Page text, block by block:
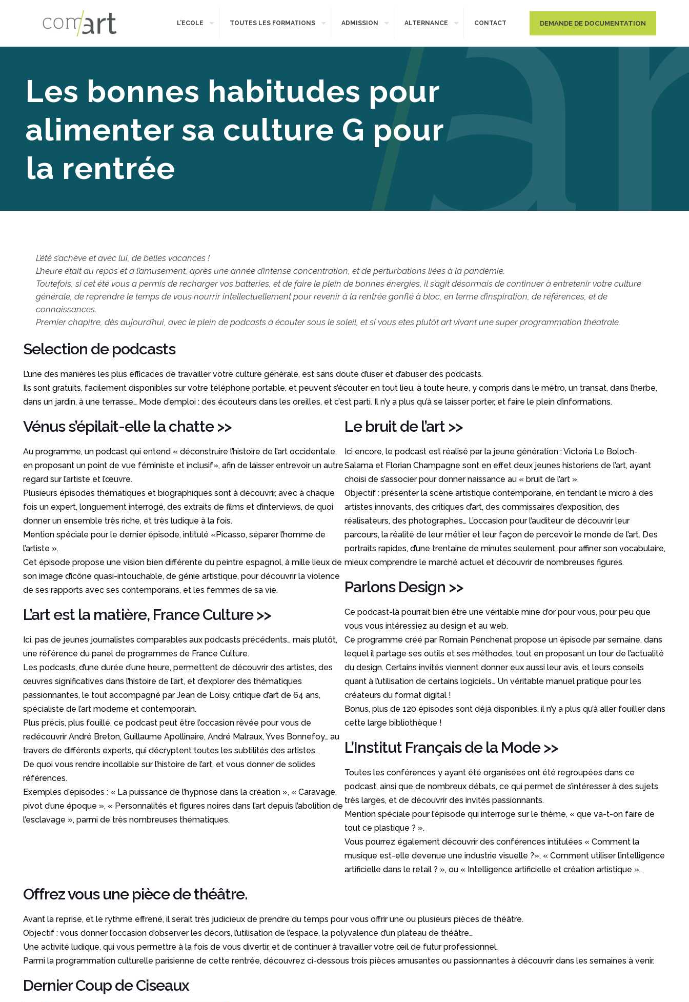
L’ECOLE TOUTES LES FORMATIONS ADMISSION ALTERNANCE CONTACT DEMANDE DE DOCUMENTATION
Les bonnes habitudes pour
alimenter sa culture G pour
la rentrée
L’été s’achève et avec lui, de belles vacances !
L’heure était au repos et à l’amusement, après une année d’intense concentration, et de perturbations liées à la pandémie.
Toutefois, si cet été vous a permis de recharger vos batteries, et de faire le plein de bonnes énergies, il s’agit désormais de continuer à entretenir votre culture
générale, de reprendre le temps de vous nourrir intellectuellement pour revenir à la rentrée gonflé à bloc, en terme d’inspiration, de références, et de
connaissances.
Premier chapitre, dès aujourd’hui, avec le plein de podcasts à écouter sous le soleil, et si vous etes plutôt art vivant une super programmation théatrale.
Selection de podcasts
L’une des manières les plus efficaces de travailler votre culture générale, est sans doute d’user et d’abuser des podcasts.
Ils sont gratuits, facilement disponibles sur votre téléphone portable, et peuvent s’écouter en tout lieu, à toute heure, y compris dans le métro, un transat, dans l’herbe,
dans un jardin, à une terrasse… Mode d’emploi : des écouteurs dans les oreilles, et c’est parti. Il n’y a plus qu’à se laisser porter, et faire le plein d’informations.
Vénus s’épilait-elle la chatte>>
Au programme, un podcast qui entend « déconstruire l’histoire de l’art occidentale,
en proposant un point de vue féministe et inclusif», afin de laisser entrevoir un autre
regard sur l’artiste et l’œuvre.
Plusieurs épisodes thématiques et biographiques sont à découvrir, avec à chaque
fois un expert, longuement interrogé, des extraits de films et d’interviews, de quoi
donner un ensemble très riche, et très ludique à la fois.
Mention spéciale pour le dernier épisode, intitulé «Picasso, séparer l’homme de
l’artiste ».
Cet épisode propose une vision bien différente du peintre espagnol, à mille lieux de
son image d’icône quasi-intouchable, de génie artistique, pour découvrir la violence
de ses rapports avec ses contemporains, et les femmes de sa vie.
L’art est la matière, France Culture>>
Ici, pas de jeunes journalistes comparables aux podcasts précédents… mais plutôt,
une référence du panel de programmes de France Culture.
Les podcasts, d’une durée d’une heure, permettent de découvrir des artistes, des
œuvres significatives dans l’histoire de l’art, et d’explorer des thématiques
passionnantes, le tout accompagné par Jean de Loisy, critique d’art de 64 ans,
spécialiste de l’art moderne et contemporain.
Plus précis, plus fouillé, ce podcast peut être l’occasion rêvée pour vous de
redécouvrir André Breton, Guillaume Apollinaire, André Malraux, Yves Bonnefoy… au
travers de différents experts, qui décryptent toutes les subtilités des artistes.
De quoi vous rendre incollable sur l’histoire de l’art, et vous donner de solides
références.
Exemples d’épisodes : « La puissance de l’hypnose dans la création », « Caravage,
pivot d’une époque », « Personnalités et figures noires dans l’art depuis l’abolition de
l’esclavage », parmi de très nombreuses thématiques.
Le bruit de l’art >>
Ici encore, le podcast est réalisé par la jeune génération : Victoria Le Boloc’h-
Salama et Florian Champagne sont en effet deux jeunes historiens de l’art, ayant
choisi de s’associer pour donner naissance au « bruit de l’art ».
Objectif : présenter la scène artistique contemporaine, en tendant le micro à des
artistes innovants, des critiques d’art, des commissaires d’exposition, des
réalisateurs, des photographes… L’occasion pour l’auditeur de découvrir leur
parcours, la réalité de leur métier et leur façon de percevoir le monde de l’art. Des
portraits rapides, d’une trentaine de minutes seulement, pour affiner son vocabulaire,
mieux comprendre le marché actuel et découvrir de nombreuses figures.
Parlons Design >>
Ce podcast-là pourrait bien être une véritable mine d’or pour vous, pour peu que
vous vous intéressiez au design et au web.
Ce programme créé par Romain Penchenat propose un épisode par semaine, dans
lequel il partage ses outils et ses méthodes, tout en proposant un tour de l’actualité
du design. Certains invités viennent donner eux aussi leur avis, et leurs conseils
quant à l’utilisation de certains logiciels… Un véritable manuel pratique pour les
créateurs du format digital !
Bonus, plus de 120 épisodes sont déjà disponibles, il n’y a plus qu’à aller fouiller dans
cette large bibliothèque !
L’Institut Français de la Mode>>
Toutes les conférences y ayant été organisées ont été regroupées dans ce
podcast, ainsi que de nombreux débats, ce qui permet de s’intéresser à des sujets
très larges, et de découvrir des invités passionnants.
Mention spéciale pour l’épisode qui interroge sur le thème, « que va-t-on faire de
tout ce plastique ? ».
Vous pourrez également découvrir des conférences intitulées « Comment la
musique est-elle devenue une industrie visuelle ?», « Comment utiliser l’intelligence
artificielle dans le retail ? », ou « Intelligence artificielle et création artistique ».
Offrez vous une pièce de théâtre.
Avant la reprise, et le rythme effrené, il serait très judicieux de prendre du temps pour vous offrir une ou plusieurs pièces de théâtre.
Objectif : vous donner l’occasion d’observer les décors, l’utilisation de l’espace, la polyvalence d’un plateau de théâtre…
Une activité ludique, qui vous permettre à la fois de vous divertir, et de continuer à travailler votre œil de futur professionnel.
Parmi la programmation culturelle parisienne de cette rentrée, découvrez ci-dessous trois pièces amusantes ou passionnantes à découvrir dans les semaines à venir.
Dernier Coup de Ciseaux